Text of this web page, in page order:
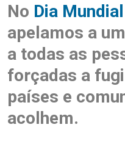
No Dia
apelamos a
a todas as
forçadas a
países e
acolhem.